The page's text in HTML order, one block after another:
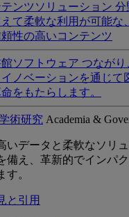
テンツソリューション 分
えて柔軟な利用が可能な
性の高いコンテンツ
館ソフトウェア つながり
イノベーションを通じて
をもたらします。
術研究 Academia &
いデータと柔軟なソリ
備え、革新的でインパ
す。
と引用